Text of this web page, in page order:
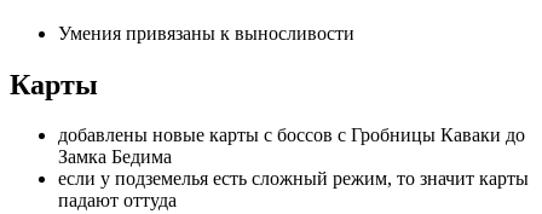
Умения привязаны к выносливости
Карты
добавлены новые карты с боссов с Гробницы Каваки до
Замка Бедима
если у подземелья есть сложный режим, то значит карты
падают оттуда